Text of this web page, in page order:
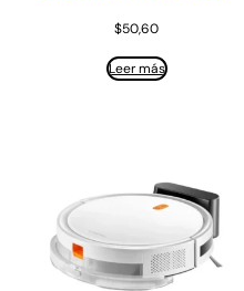
$50,60
Leer más